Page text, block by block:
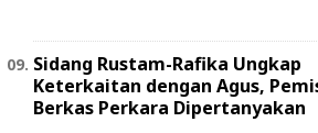
Sidang Rustam-Rafika Ungkap
Keterkaitan dengan Agus,
Berkas Perkara Dipertanyakan